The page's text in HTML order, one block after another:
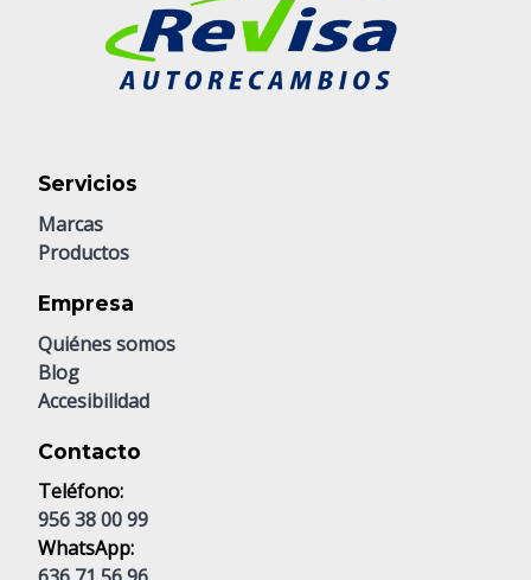
Servicios
Marcas
Productos
Empresa
Quiénes somos
Blog
Accesibilidad
Contacto
Teléfono:
956 38 00 99
WhatsApp: